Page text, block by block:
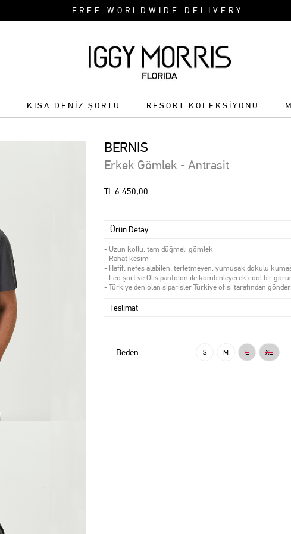
FREE WORLDWIDE DELIVERY
KISA DENİZ ŞORTU RESORT KOLEKSİYONU
BERNIS
Erkek Gömlek - Antrasit
TL 6.450,00
Ürün Detay
- Uzun kollu, tam düğmeli gömlek
- Rahat kesim
- Hafif, nefes alabilen, terletmeyen, yumuşak dokulu
- Leo şort ve Olis pantolon ile kombinleyerek cool bir
- Türkiye'den olan siparişler Türkiye ofisi tarafından
Teslimat
Beden : S M L XL